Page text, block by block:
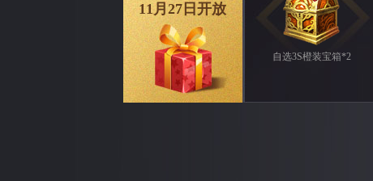
11月27日开放
自选3S橙装宝箱*2